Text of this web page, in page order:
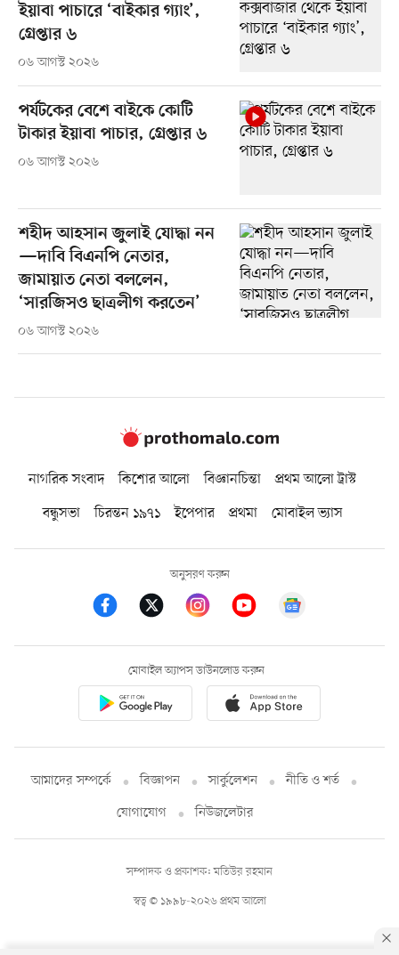
ইয়াবা পাচারে ‘বাইকার গ্যাং’,
গ্রেপ্তার ৬
০৬ আগস্ট ২০২৬
পর্যটকের বেশে বাইকে কোটি
টাকার ইয়াবা পাচার, গ্রেপ্তার ৬
০৬ আগস্ট ২০২৬
শহীদ আহসান জুলাই যোদ্ধা নন
—দাবি বিএনপি নেতার,
জামায়াত নেতা বললেন,
‘সারজিসও ছাত্রলীগ করতেন’
০৬ আগস্ট ২০২৬
নাগরিক সংবাদ কিশোর আলো বিজ্ঞানচিন্তা
প্রথম আলো ট্রাস্ট
বন্ধুসভা
চিরন্তন ১৯৭১ ইপেপার প্রথমা মোবাইল ভ্যাস
অনুসরণ করুন
মোবাইল অ্যাপস ডাউনলোড করুন
আমাদের সম্পর্কে বিজ্ঞাপন সার্কুলেশন
নীতি ও শর্ত
যোগাযোগ
নিউজলেটার
স্বত্ব © ১৯৯৮-২০২৬ প্রথম আলো
সম্পাদক ও প্রকাশক: মতিউর রহমান